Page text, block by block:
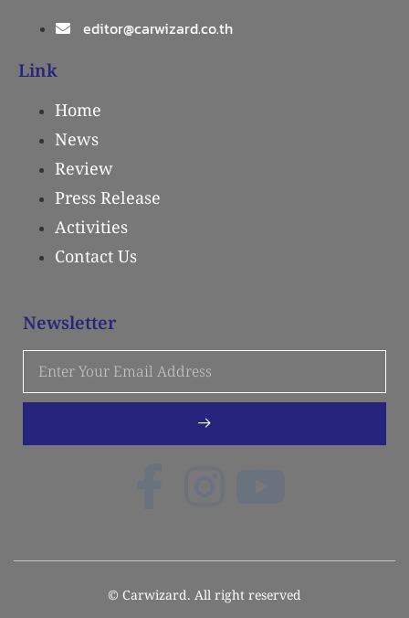
editor@carwizard.co.th
Link
Home
News
Review
Press Release
Activities
Contact Us
Newsletter
© Carwizard. All right reserved